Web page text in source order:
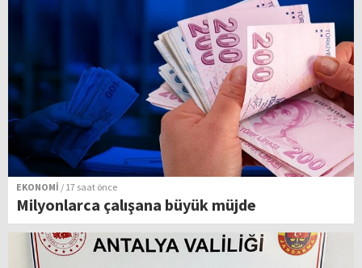
EKONOMİ / 17 saat önce
Milyonlarca çalışana büyük müjde